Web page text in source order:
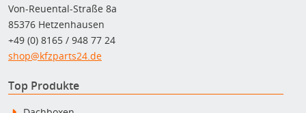
Von-Reuental-Straße 8a
85376 Hetzenhausen
+49 (0) 8165 / 948 77 24
shop@kfzparts24.de
Top Produkte